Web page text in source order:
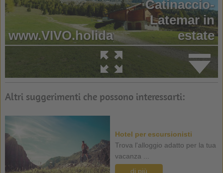
Altri suggerimenti che possono interessarti:
Hotel per escursionisti
Trova l'alloggio adatto per la tua
vacanza ...
di più